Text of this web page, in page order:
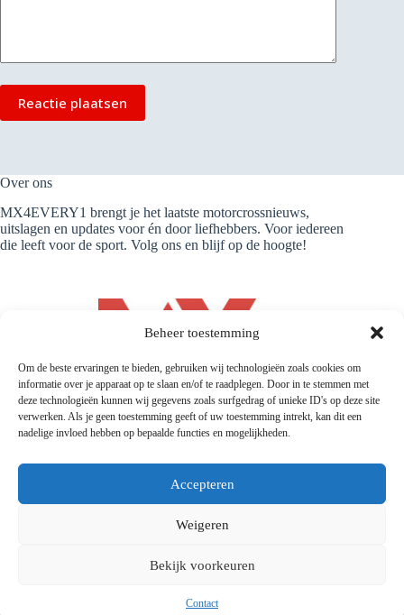
Beheer toestemming
Om de beste ervaringen te bieden, gebruiken wij technologieën zoals cookies om
informatie over je apparaat op te slaan en/of te raadplegen. Door in te stemmen met
deze technologieën kunnen wij gegevens zoals surfgedrag of unieke ID's op deze site
verwerken. Als je geen toestemming geeft of uw toestemming intrekt, kan dit een
nadelige invloed hebben op bepaalde functies en mogelijkheden.
Accepteren
Weigeren
Bekijk voorkeuren
Contact
Reactie plaatsen
Over ons
MX4EVERY1 brengt je het laatste motorcrossnieuws,
uitslagen en updates voor én door liefhebbers. Voor iedereen
die leeft voor de sport. Volg ons en blijf op de hoogte!
| Designed and Developed by